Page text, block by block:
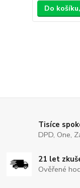
Do
Tisíce
DPD, One,
21 let
Ověřené